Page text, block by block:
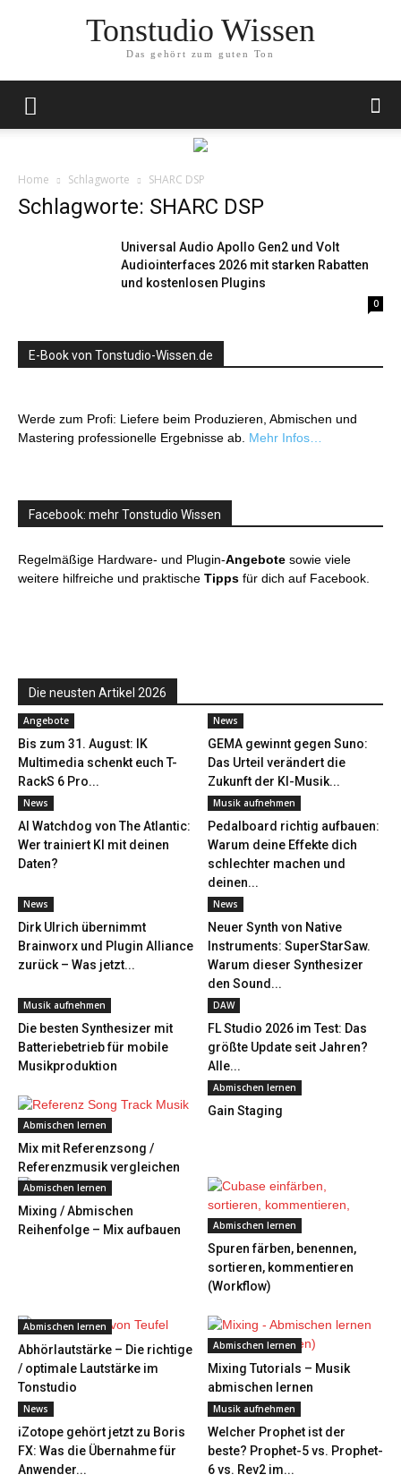
Tonstudio Wissen
Das gehört zum guten Ton
Home Schlagworte SHARC DSP
Schlagworte: SHARC DSP
Universal Audio Apollo Gen2 und Volt
Audiointerfaces 2026 mit starken Rabatten
und kostenlosen Plugins
0
E-Book von Tonstudio-Wissen.de
Werde zum Profi: Liefere beim Produzieren, Abmischen und
Mastering professionelle Ergebnisse ab. Mehr Infos…
Facebook: mehr Tonstudio Wissen
Regelmäßige Hardware- und Plugin-Angebote sowie viele
weitere hilfreiche und praktische Tipps für dich auf Facebook.
Die neusten Artikel 2026
Angebote
Bis zum 31. August: IK
Multimedia schenkt euch T-
RackS 6 Pro...
News
GEMA gewinnt gegen Suno:
Das Urteil verändert die
Zukunft der KI-Musik...
News
AI Watchdog von The Atlantic:
Wer trainiert KI mit deinen
Daten?
Musik aufnehmen
Pedalboard richtig aufbauen:
Warum deine Effekte dich
schlechter machen und
deinen...
News
Dirk Ulrich übernimmt
Brainworx und Plugin Alliance
zurück – Was jetzt...
News
Neuer Synth von Native
Instruments: SuperStarSaw.
Warum dieser Synthesizer
den Sound...
Musik aufnehmen
Die besten Synthesizer mit
Batteriebetrieb für mobile
Musikproduktion
DAW
FL Studio 2026 im Test: Das
größte Update seit Jahren?
Alle...
Abmischen lernen
Mix mit Referenzsong /
Referenzmusik vergleichen
Abmischen lernen
Gain Staging
Abmischen lernen
Mixing / Abmischen
Reihenfolge – Mix aufbauen
Abmischen lernen
Spuren färben, benennen,
sortieren, kommentieren
(Workflow)
Abmischen lernen
Abhörlautstärke – Die richtige
/ optimale Lautstärke im
Tonstudio
Abmischen lernen
Mixing Tutorials – Musik
abmischen lernen
News
iZotope gehört jetzt zu Boris
FX: Was die Übernahme für
Anwender...
Musik aufnehmen
Welcher Prophet ist der
beste? Prophet-5 vs. Prophet-
6 vs. Rev2 im...